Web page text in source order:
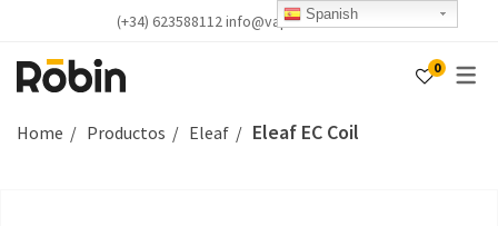
(+34) 623588112 info@vapealicante.com
0
Home Productos Eleaf Eleaf EC Coil
Spanish